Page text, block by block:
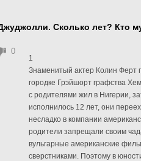
Сколько лет? Кто
1
Знаменитый актер Колин Ферт
городке Грэйшорт графства
с родителями жил в Нигерии,
исполнилось 12 лет, они
несладко в компании
родители запрещали своим
вульгарные американские
сверстниками. Поэтому в
0